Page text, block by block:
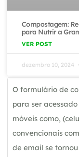
Compostagem:
para Nutrir a
VER POST
dezembro 10, 2024
O formulário de
para ser
móveis como,
convencionais
de email se